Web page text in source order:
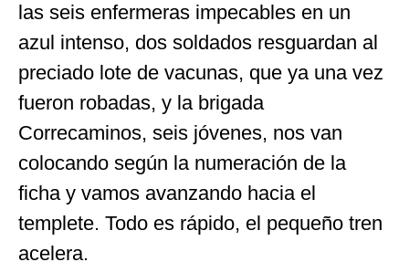
las seis enfermeras impecables en un
azul intenso, dos soldados resguardan al
preciado lote de vacunas, que ya una vez
fueron robadas, y la brigada
Correcaminos, seis jóvenes, nos van
colocando según la numeración de la
ficha y vamos avanzando hacia el
templete. Todo es rápido, el pequeño tren
acelera.